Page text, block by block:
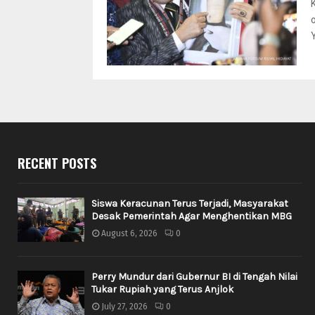
RECENT POSTS
Siswa Keracunan Terus Terjadi, Masyarakat
Desak Pemerintah Agar Menghentikan MBG
August 6, 2026 0
Perry Mundur dari Gubernur BI di Tengah Nilai
Tukar Rupiah yang Terus Anjlok
July 27, 2026 0